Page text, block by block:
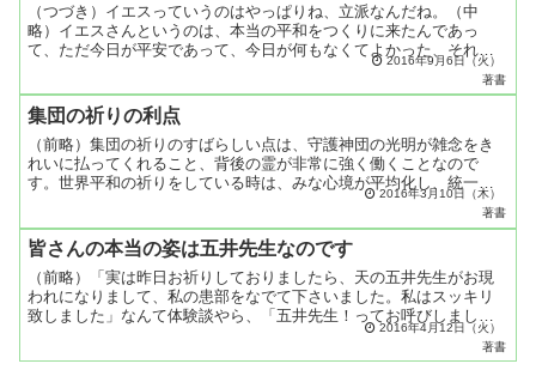
（つづき）イエスっていうのはやっぱりね、立派なんだね。（中
略）イエスさんというのは、本当の平和をつくりに来たんであっ
て、ただ今日が平安であって、今日が何もなくてよかった、それで
いいなんていうことを思って来たんじゃないんですね。何事があっ
2016年9月6日（火）
著書
集団の祈りの利点
（前略）集団の祈りのすばらしい点は、守護神団の光明が雑念をき
れいに払ってくれること、背後の霊が非常に強く働くことなので
す。世界平和の祈りをしている時は、みな心境が平均化し、統一さ
れていますから、守護霊守護神がお互いに協力し手を握って、祈っ
2016年3月10日（木）
著書
皆さんの本当の姿は五井先生なのです
（前略）「実は昨日お祈りしておりましたら、天の五井先生がお現
われになりまして、私の患部をなでて下さいました。私はスッキリ
致しました」なんて体験談やら、「五井先生！ってお呼びしました
ら、五井先生がパッと現われて頂きまして、大丈夫だよっておっ
2016年4月12日（火）
著書